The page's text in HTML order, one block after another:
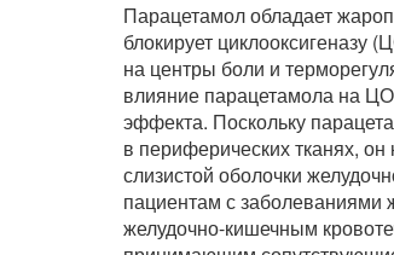
Парацетамол обладает
блокирует циклооксигеназу
на центры боли и
влияние парацетамола на
эффекта. Поскольку
в периферических тканях,
слизистой оболочки
пациентам с заболеваниями
желудочно-кишечным